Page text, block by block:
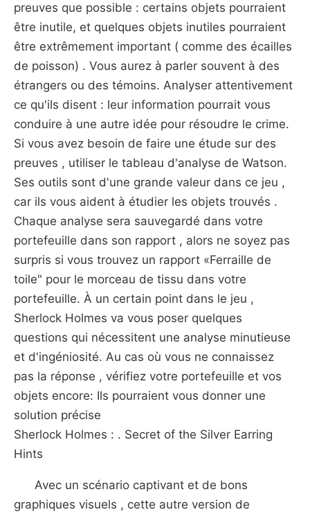
preuves que possible : certains objets pourraient
être inutile, et quelques objets inutiles pourraient
être extrêmement important ( comme des écailles
de poisson) . Vous aurez à parler souvent à des
étrangers ou des témoins. Analyser attentivement
ce qu'ils disent : leur information pourrait vous
conduire à une autre idée pour résoudre le crime.
Si vous avez besoin de faire une étude sur des
preuves , utiliser le tableau d'analyse de Watson.
Ses outils sont d'une grande valeur dans ce jeu ,
car ils vous aident à étudier les objets trouvés .
Chaque analyse sera sauvegardé dans votre
portefeuille dans son rapport , alors ne soyez pas
surpris si vous trouvez un rapport «Ferraille de
toile" pour le morceau de tissu dans votre
portefeuille. À un certain point dans le jeu ,
Sherlock Holmes va vous poser quelques
questions qui nécessitent une analyse minutieuse
et d'ingéniosité. Au cas où vous ne connaissez
pas la réponse , vérifiez votre portefeuille et vos
objets encore: Ils pourraient vous donner une
solution précise
Sherlock Holmes : . Secret of the Silver Earring
Hints
Avec un scénario captivant et de bons
graphiques visuels , cette autre version de